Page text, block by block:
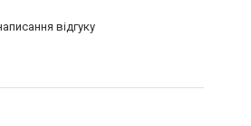
відгуку